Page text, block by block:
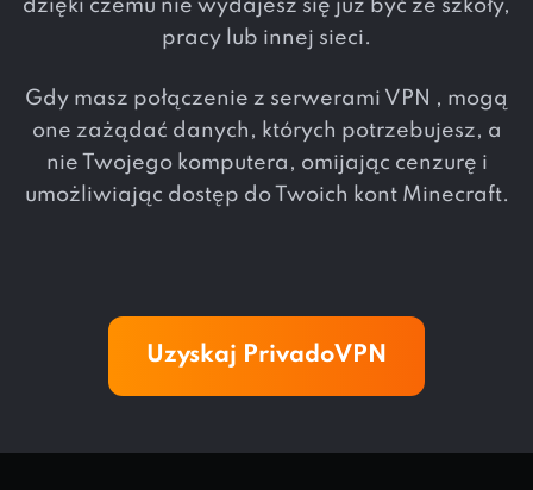
dzięki czemu nie wydajesz się już być ze szkoły,
pracy lub innej sieci.
Gdy masz połączenie z serwerami VPN , mogą
one zażądać danych, których potrzebujesz, a
nie Twojego komputera, omijając cenzurę i
umożliwiając dostęp do Twoich kont Minecraft.
Uzyskaj PrivadoVPN